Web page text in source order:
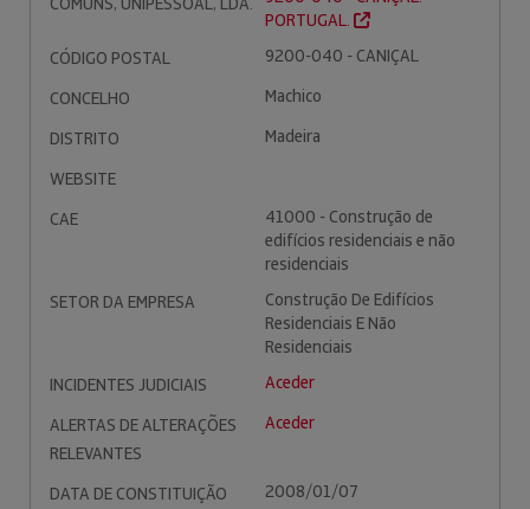
PORTUGAL.
CÓDIGO POSTAL
9200-040 - CANIÇAL
CONCELHO
Machico
DISTRITO
Madeira
WEBSITE
CAE
41000 - Construção de
edifícios residenciais e não
residenciais
SETOR DA EMPRESA
Construção De Edifícios
Residenciais E Não
Residenciais
INCIDENTES JUDICIAIS
Aceder
ALERTAS DE ALTERAÇÕES
RELEVANTES
Aceder
DATA DE CONSTITUIÇÃO 2008/01/07